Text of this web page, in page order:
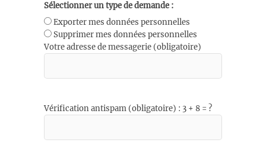
Sélectionner un type de demande :
Exporter mes données personnelles
Supprimer mes données personnelles
Votre adresse de messagerie (obligatoire)
Vérification antispam (obligatoire) : 3 + 8 = ?